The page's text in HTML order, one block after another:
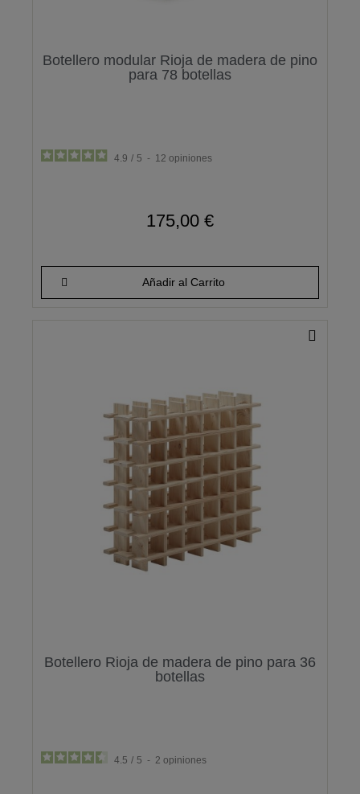
Botellero modular Rioja de madera de pino
para 78 botellas
4.9 / 5 - 12 opiniones
175,00 €
Añadir al Carrito
Botellero Rioja de madera de pino para 36
botellas
4.5 / 5 - 2 opiniones